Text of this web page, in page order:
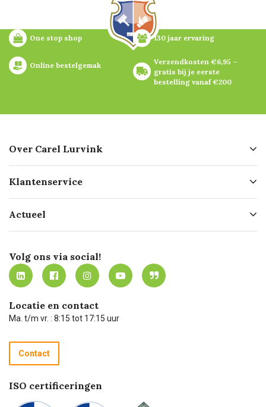
One stop shop 130 jaar ervaring
Online bestelgemak
Verzendkosten €6,95 –
gratis bij je eerste
bestelling vanaf €200
Over Carel Lurvink
Geschiedenis
Missie
Werken bij Carel Lurvink
MVO
Klantenservice
Bezorgen
Mijn Carel Lurvink
Mijn Carel Lurvink instructievideo's
Carel Lurvink App
Hulp op afstand
Technische dienst
Recycle programma
Betalen
Actueel
Innovation LAB
Tevreden klanten
Carel Lurvink Blog
Carel de podcast
Volg ons via social!
Locatie en contact
Ma. t/m vr. : 8:15 tot 17:15 uur
Contact
ISO certificeringen